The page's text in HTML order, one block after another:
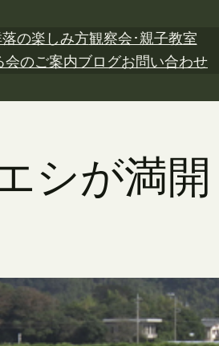
の楽しみ方観察会･親子教室
会のご案内ブログお問い合わせ
シが満開